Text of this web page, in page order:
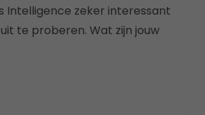
Intelligence zeker interessant
te proberen. Wat zijn jouw